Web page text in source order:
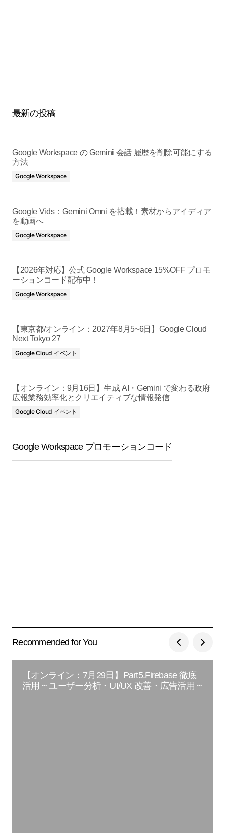
最新の投稿
Google Workspace の Gemini 会話 履歴を削除可能にする
方法
Google Workspace
Google Vids：Gemini Omni を搭載！素材からアイディア
を動画へ
Google Workspace
【2026年対応】公式 Google Workspace 15%OFF プロモ
ーションコード配布中！
Google Workspace
【東京都/オンライン：2027年8月5~6日】Google Cloud
Next Tokyo 27
Google Cloud イベント
【オンライン：9月16日】生成 AI・Gemini で変わる政府
広報業務効率化とクリエイティブな情報発信
Google Cloud イベント
Google Workspace プロモーションコード
Recommended for You
【オンライン：7月29日】Part5.Firebase 徹底
活用 ~ ユーザー分析・UI/UX 改善・広告活用 ~